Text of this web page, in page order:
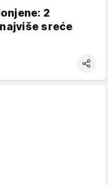
2
sreće